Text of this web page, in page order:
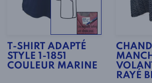
T-SHIRT ADAPTÉ
STYLE 1-1851
COULEUR MARINE
RAYÉ